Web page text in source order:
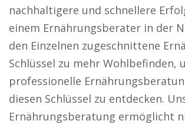
nachhaltigere und schnellere
einem Ernährungsberater in der
den Einzelnen zugeschnittene
Schlüssel zu mehr Wohlbefinden,
professionelle
diesen Schlüssel zu entdecken.
Ernährungsberatung ermöglicht